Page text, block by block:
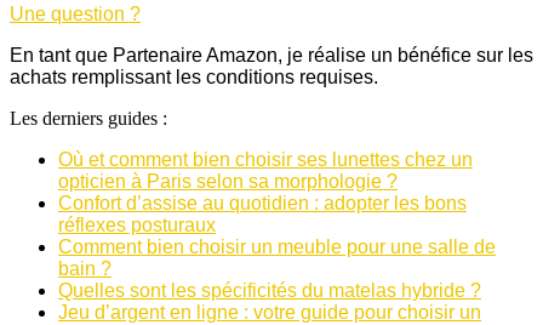
Une question ?
En tant que Partenaire Amazon, je réalise un bénéfice sur les
achats remplissant les conditions requises.
Les derniers guides :
Où et comment bien choisir ses lunettes chez un
opticien à Paris selon sa morphologie ?
Confort d’assise au quotidien : adopter les bons
réflexes posturaux
Comment bien choisir un meuble pour une salle de
bain ?
Quelles sont les spécificités du matelas hybride ?
Jeu d’argent en ligne : votre guide pour choisir un